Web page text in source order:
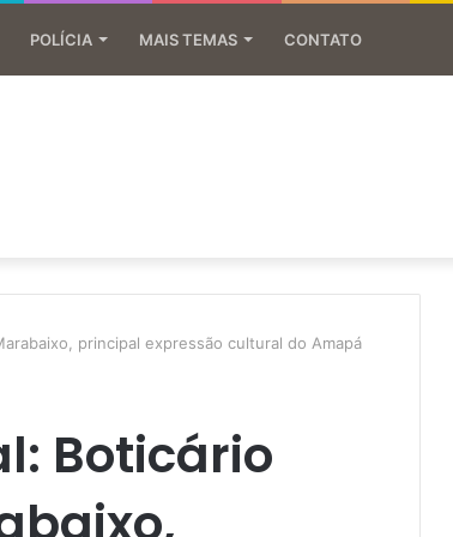
POLÍCIA MAIS TEMAS CONTATO
principal expressão cultural do Amapá
Boticário